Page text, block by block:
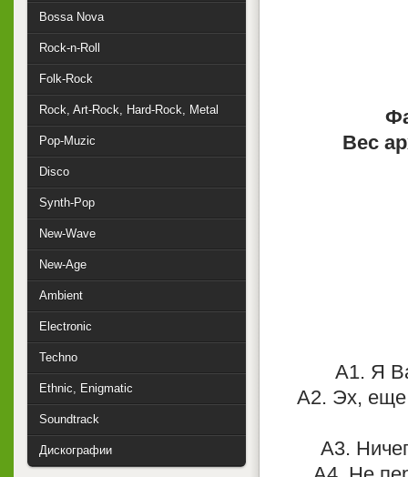
Вес
A1. Я
A2. Эх,
A3.
Bossa Nova
Rock-n-Roll
Folk-Rock
Rock, Art-Rock, Hard-Rock, Metal
Pop-Muzic
Disco
Synth-Pop
New-Wave
New-Age
Ambient
Electronic
Techno
Ethnic, Enigmatic
Soundtrack
Дискографии